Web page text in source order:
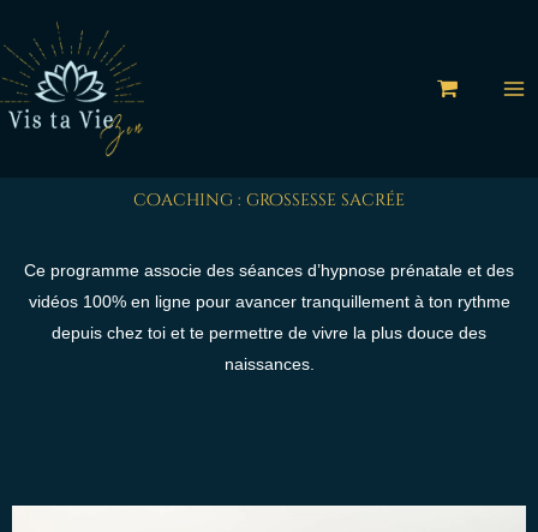
au
contenu
coaching : grossesse sacrée
Ce programme associe des séances d’hypnose prénatale et des
vidéos 100% en ligne pour avancer tranquillement à ton rythme
depuis chez toi et te permettre de vivre la plus douce des
naissances.